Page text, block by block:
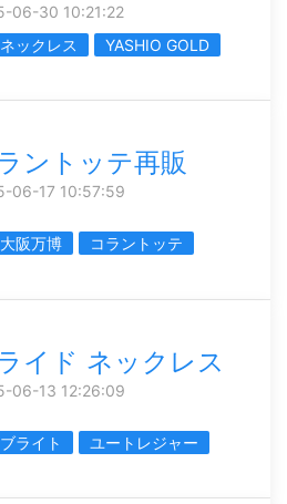
06-30 10:21:22
ネックレス
YASHIO GOLD
ントッテ再販
06-17 10:57:59
大阪万博
コラントッテ
イド ネックレス
06-13 12:26:09
ブライト
ユートレジャー